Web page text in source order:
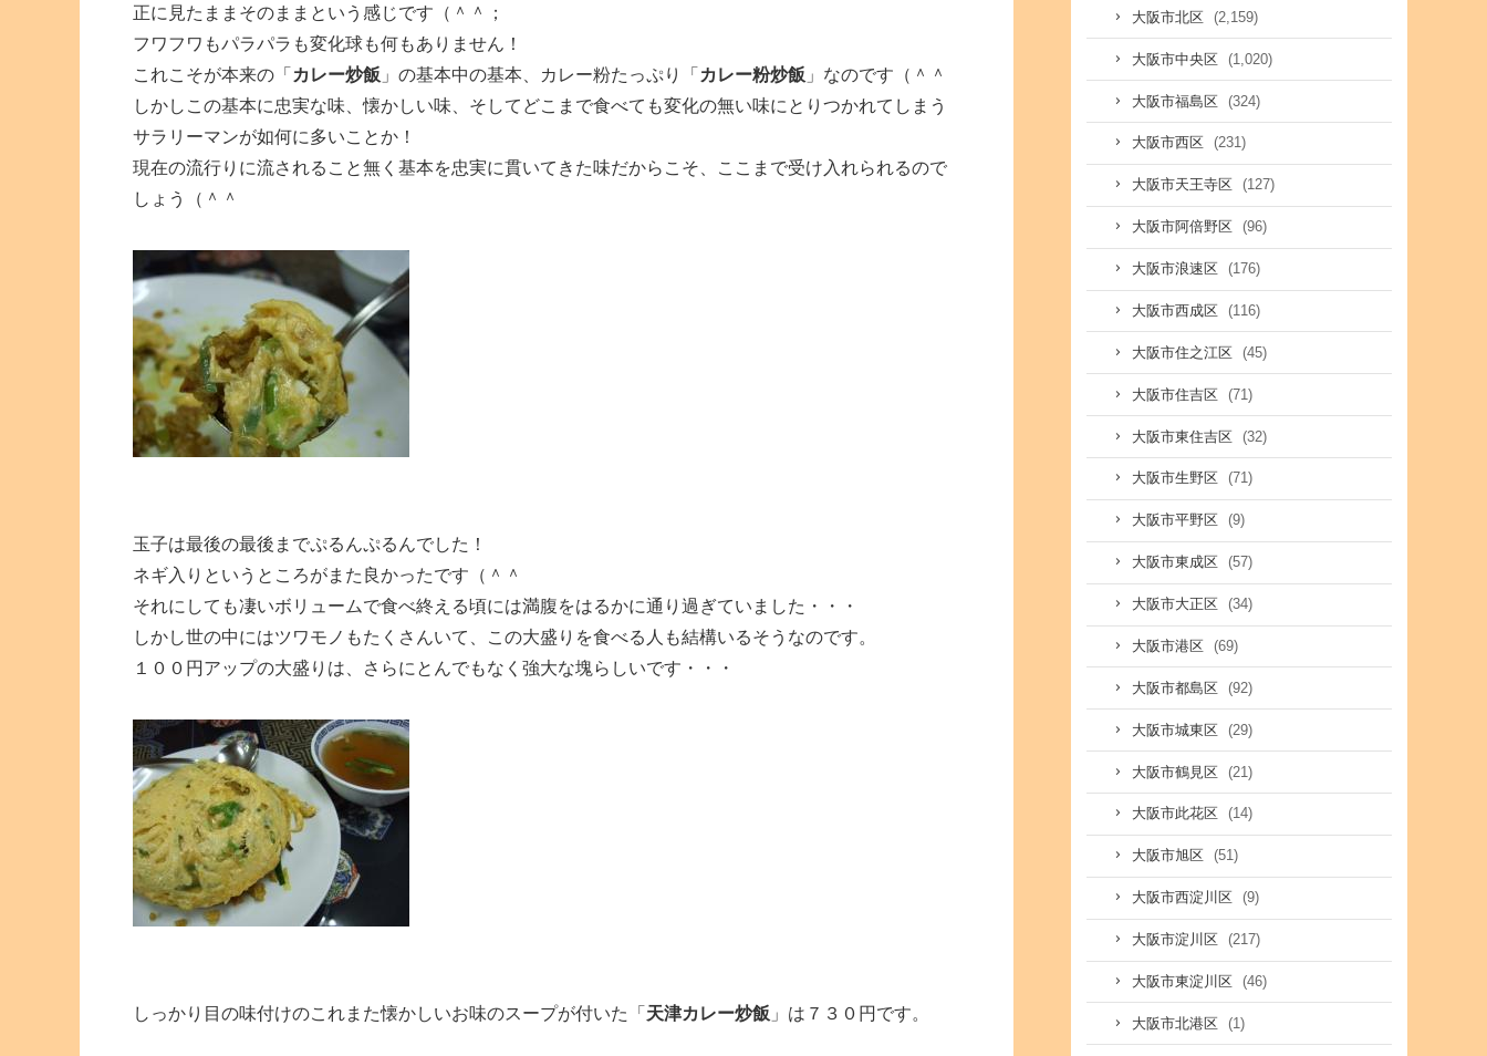
正に見たままそのままという感じです（＾＾；
フワフワもパラパラも変化球も何もありません！
これこそが本来の「 カレー炒飯 」の基本中の基本、カレー粉たっぷり「 カレー粉炒飯 」なのです（＾＾
しかしこの基本に忠実な味、懐かしい味、そしてどこまで食べても変化の無い味にとりつかれてしまう
サラリーマンが如何に多いことか！
現在の流行りに流されること無く基本を忠実に貫いてきた味だからこそ、ここまで受け入れられるので
しょう（＾＾
玉子は最後の最後までぷるんぷるんでした！
ネギ入りというところがまた良かったです（＾＾
それにしても凄いボリュームで食べ終える頃には満腹をはるかに通り過ぎていました・・・
しかし世の中にはツワモノもたくさんいて、この大盛りを食べる人も結構いるそうなのです。
１００円アップの大盛りは、さらにとんでもなく強大な塊らしいです・・・
しっかり目の味付けのこれまた懐かしいお味のスープが付いた「 天津カレー炒飯 」は７３０円です。
大阪市北区 (2,159)
大阪市中央区 (1,020)
大阪市福島区 (324)
大阪市西区 (231)
大阪市天王寺区 (127)
大阪市阿倍野区 (96)
大阪市浪速区 (176)
大阪市西成区 (116)
大阪市住之江区 (45)
大阪市住吉区 (71)
大阪市東住吉区 (32)
大阪市生野区 (71)
大阪市平野区 (9)
大阪市東成区 (57)
大阪市大正区 (34)
大阪市港区 (69)
大阪市都島区 (92)
大阪市城東区 (29)
大阪市鶴見区 (21)
大阪市此花区 (14)
大阪市旭区 (51)
大阪市西淀川区 (9)
大阪市淀川区 (217)
大阪市東淀川区 (46)
大阪市北港区 (1)